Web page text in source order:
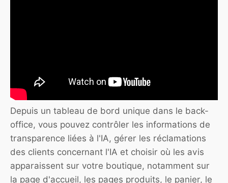
Depuis un tableau de bord unique dans le back-
office, vous pouvez contrôler les informations de
transparence liées à l'IA, gérer les réclamations
des clients concernant l'IA et choisir où les avis
apparaissent sur votre boutique, notamment sur
la page d'accueil, les pages produits, le panier, le